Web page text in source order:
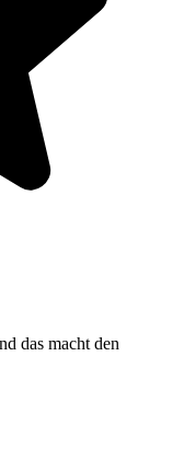
das macht den